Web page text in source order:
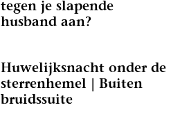
tegen je slapende
husband aan?
Huwelijksnacht onder de
sterrenhemel | Buiten
bruidssuite